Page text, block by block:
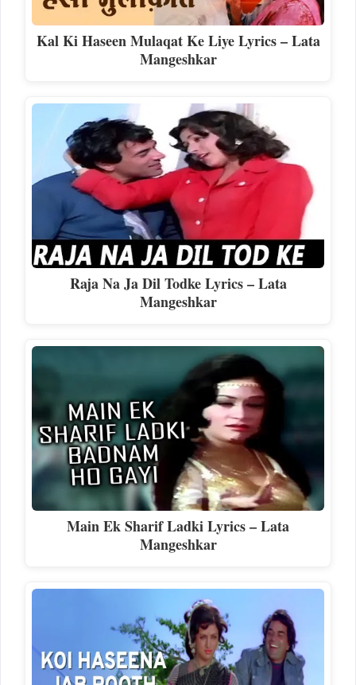
Kal Ki Haseen Mulaqat Ke Liye Lyrics – Lata
Mangeshkar
Raja Na Ja Dil Todke Lyrics – Lata
Mangeshkar
Main Ek Sharif Ladki Lyrics – Lata
Mangeshkar